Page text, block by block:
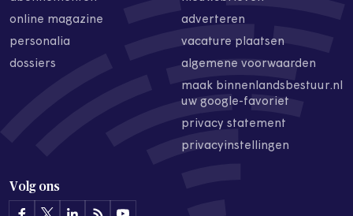
online magazine
personalia
dossiers
adverteren
vacature plaatsen
algemene voorwaarden
maak binnenlandsbestuur.nl
uw google-favoriet
privacy statement
privacyinstellingen
Volg ons